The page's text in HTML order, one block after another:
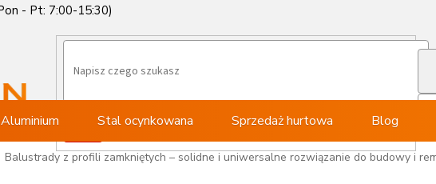
Aluminium Stal ocynkowana Sprzedaż hurtowa Blog
Balustrady z profili zamkniętych – solidne i uniwersalne rozwiązanie do budowy i